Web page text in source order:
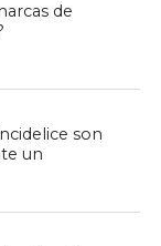
de
son
un